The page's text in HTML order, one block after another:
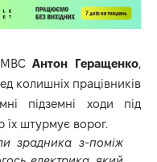
МВСАнтон Геращенко,
колишніх працівників
підземні ходи під
їх штурмує ворог.
зрадника з-поміж